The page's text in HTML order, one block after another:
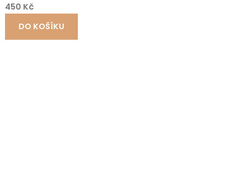
450 Kč
DO KOŠÍKU